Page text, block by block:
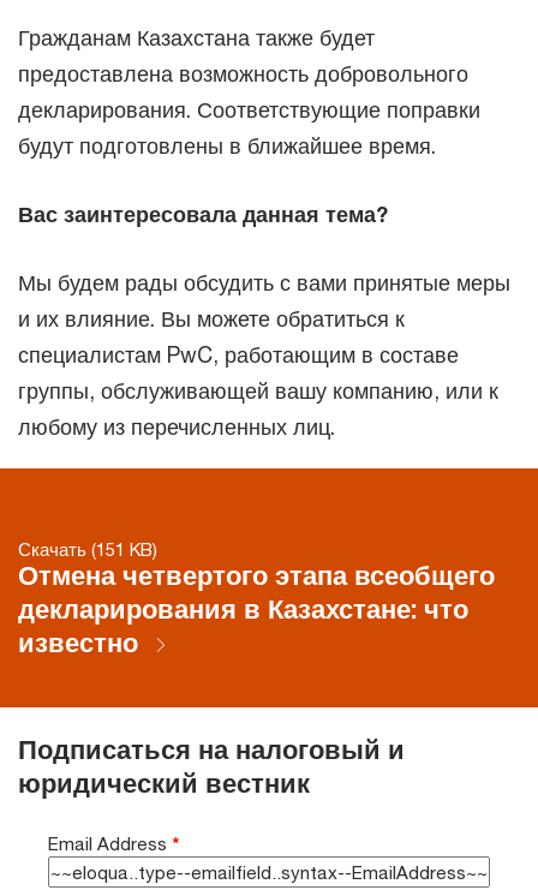
Гражданам Казахстана также будет
предоставлена возможность добровольного
декларирования. Соответствующие поправки
будут подготовлены в ближайшее время.
Вас заинтересовала данная тема?
Мы будем рады обсудить с вами принятые меры
и их влияние. Вы можете обратиться к
специалистам PwC, работающим в составе
группы, обслуживающей вашу компанию, или к
любому из перечисленных лиц.
Скачать (151 KB)
Отмена четвертого этапа всеобщего
декларирования в Казахстане: что
известно
Подписаться на налоговый и
юридический вестник
Email Address *